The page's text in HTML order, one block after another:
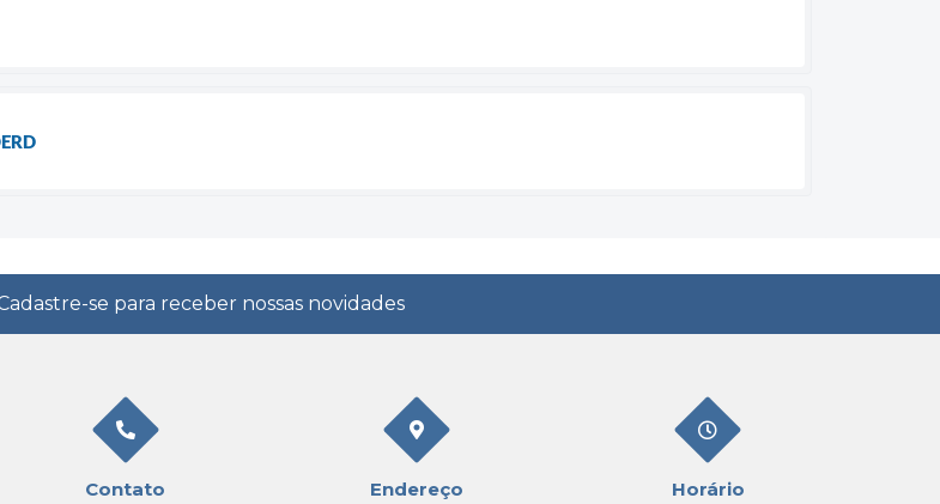
se para receber nossas novidades
Contato Endereço Horário